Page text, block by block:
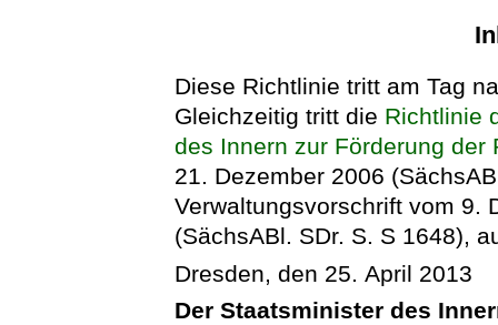
Diese Richtlinie tritt am Tag
Gleichzeitig tritt die Richtlinie
des Innern zur Förderung der
21. Dezember 2006
Verwaltungsvorschrift vom 9.
(SächsABl. SDr. S. S 1648),
Dresden, den 25. April 2013
Der Staatsminister des